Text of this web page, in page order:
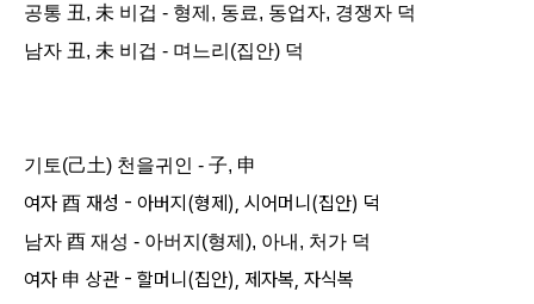
공통 丑, 未 비겁 - 형제, 동료, 동업자, 경쟁자 덕
남자 丑, 未 비겁 - 며느리(집안) 덕
기토(己土) 천을귀인 - 子, 申
여자 酉 재성 - 아버지(형제), 시어머니(집안) 덕
남자 酉 재성 - 아버지(형제), 아내, 처가 덕
여자 申 상관 - 할머니(집안), 제자복, 자식복